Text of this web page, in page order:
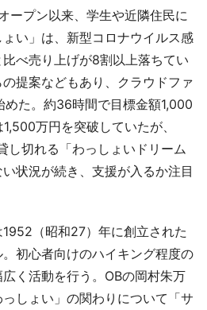
プン以来、学生や近隣住民に
い」は、新型コロナウイルス感
べ売り上げが8割以上落ちてい
提案などもあり、クラウドファ
めた。約36時間で目標金額1,000
万円を突破していたが、
し切れる「わっしょいドリーム
状況が続き、支援が入るか注目
（昭和27）年に創立された
初心者向けのハイキング程度の
く活動を行う。OBの岡村朱万
しょい」の関わりについて「サ